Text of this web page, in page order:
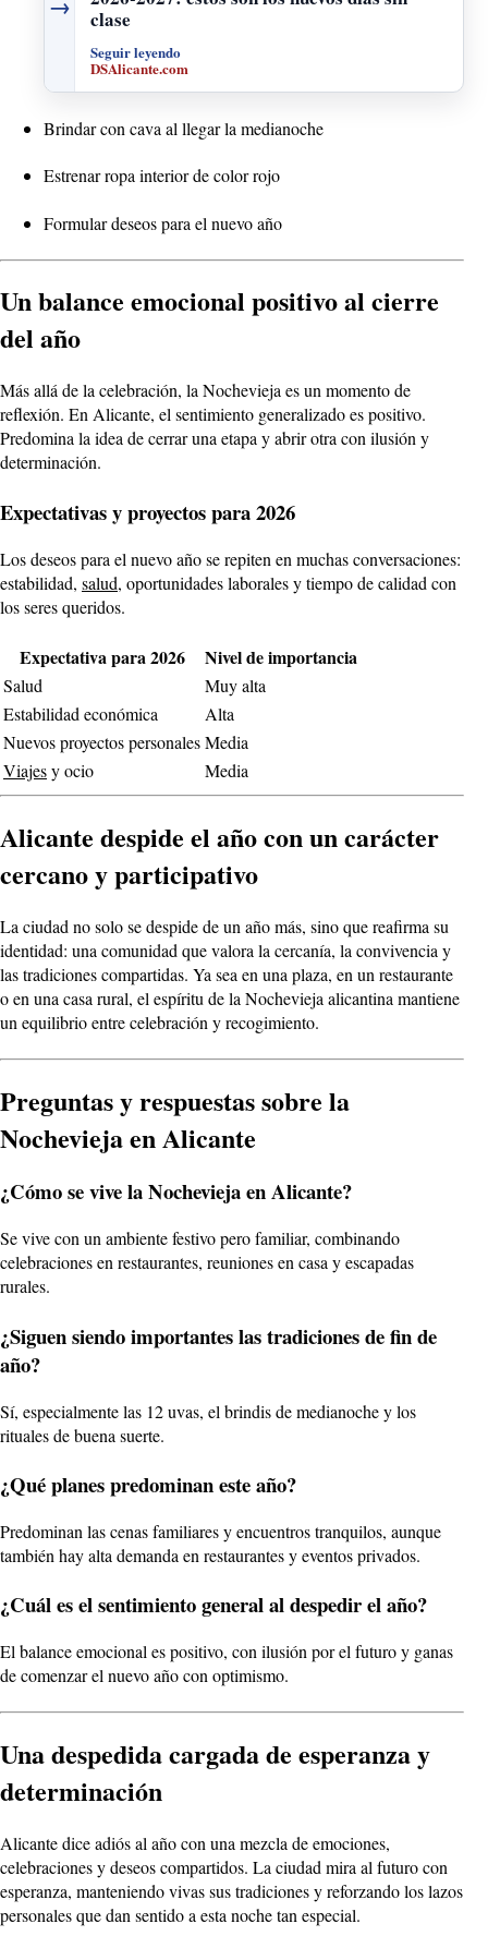
clase
Seguir leyendo
DSAlicante.com
Brindar con cava al llegar la medianoche
Estrenar ropa interior de color rojo
Formular deseos para el nuevo año
Un balance emocional positivo al cierre
del año
Más allá de la celebración, la Nochevieja es un momento de
reflexión. En Alicante, el sentimiento generalizado es positivo.
Predomina la idea de cerrar una etapa y abrir otra con ilusión y
determinación.
Expectativas y proyectos para 2026
Los deseos para el nuevo año se repiten en muchas conversaciones:
estabilidad, salud, oportunidades laborales y tiempo de calidad con
los seres queridos.
Expectativa para 2026 Nivel de importancia
Salud
Muy alta
Estabilidad económica
Alta
Nuevos proyectos personalesMedia
Viajesy ocio Media
Alicante despide el año con un carácter
cercano y participativo
La ciudad no solo se despide de un año más, sino que reafirma su
identidad: una comunidad que valora la cercanía, la convivencia y
las tradiciones compartidas. Ya sea en una plaza, en un restaurante
o en una casa rural, el espíritu de la Nochevieja alicantina mantiene
un equilibrio entre celebración y recogimiento.
Preguntas y respuestas sobre la
Nochevieja en Alicante
¿Cómo se vive la Nochevieja en Alicante?
Se vive con un ambiente festivo pero familiar, combinando
celebraciones en restaurantes, reuniones en casa y escapadas
rurales.
¿Siguen siendo importantes las tradiciones de fin de
año?
Sí, especialmente las 12 uvas, el brindis de medianoche y los
rituales de buena suerte.
¿Qué planes predominan este año?
Predominan las cenas familiares y encuentros tranquilos, aunque
también hay alta demanda en restaurantes y eventos privados.
¿Cuál es el sentimiento general al despedir el año?
El balance emocional es positivo, con ilusión por el futuro y ganas
de comenzar el nuevo año con optimismo.
Una despedida cargada de esperanza y
determinación
Alicante dice adiós al año con una mezcla de emociones,
celebraciones y deseos compartidos. La ciudad mira al futuro con
esperanza, manteniendo vivas sus tradiciones y reforzando los lazos
personales que dan sentido a esta noche tan especial.